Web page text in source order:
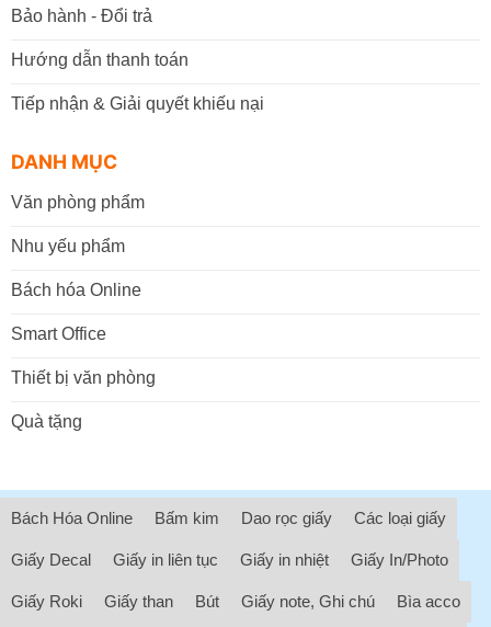
Bảo hành - Đổi trả
Hướng dẫn thanh toán
Tiếp nhận & Giải quyết khiếu nại
DANH MỤC
Văn phòng phẩm
Nhu yếu phẩm
Bách hóa Online
Smart Office
Thiết bị văn phòng
Quà tặng
Bách Hóa Online Bấm kim Dao rọc giấy Các loại giấy
Giấy Decal Giấy in liên tục Giấy in nhiệt Giấy In/Photo
Giấy Roki Giấy than Bút Giấy note, Ghi chú Bìa acco